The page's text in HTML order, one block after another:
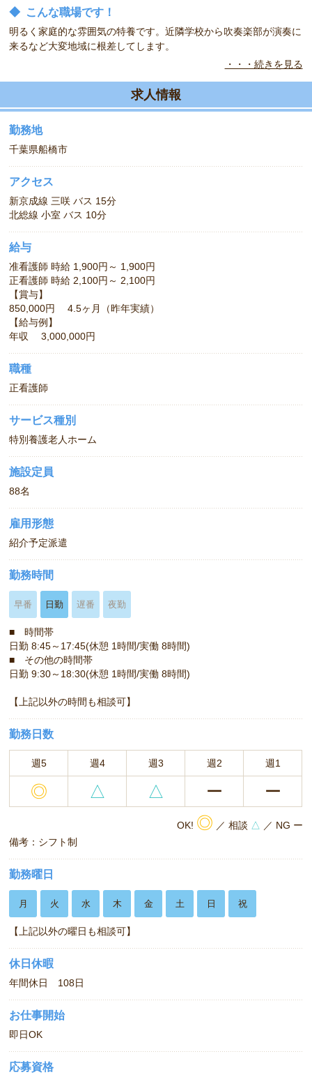
◆ こんな職場です！
明るく家庭的な雰囲気の特養です。近隣学校から吹奏楽部が演奏に
来るなど大変地域に根差してします。
日勤のみのお仕事です。（日数はご相談下さい）長く働きたい方、
・・・続きを見る
求人情報
勤務地
千葉県船橋市
アクセス
新京成線 三咲 バス 15分
北総線 小室 バス 10分
給与
准看護師 時給 1,900円～ 1,900円
正看護師 時給 2,100円～ 2,100円
【賞与】
850,000円 4.5ヶ月（昨年実績）
【給与例】
年収 3,000,000円
職種
正看護師
サービス種別
特別養護老人ホーム
施設定員
88名
雇用形態
紹介予定派遣
勤務時間
早番 日勤 遅番 夜勤
■ 時間帯
日勤 8:45～17:45(休憩 1時間/実働 8時間)
■ その他の時間帯
日勤 9:30～18:30(休憩 1時間/実働 8時間)
【上記以外の時間も相談可】
勤務日数
週5 週4 週3 週2 週1
◎ △ △ ー ー
OK! ◎ ／ 相談 △ ／ NG ー
備考：シフト制
勤務曜日
月 火 水 木 金 土 日 祝
【上記以外の曜日も相談可】
休日休暇
年間休日 108日
お仕事開始
即日OK
応募資格